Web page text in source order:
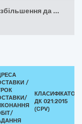
да ...
/
КЛАСИФІКАТОР
ДК 021:2015
(CPV)